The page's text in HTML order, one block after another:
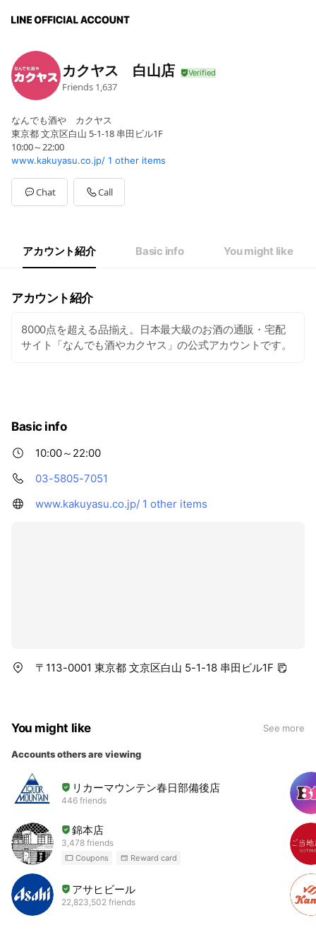
カクヤス 白山店
Friends 1,637
なんでも酒や カクヤス
東京都 文京区白山 5-1-18 串田ビル1F
10:00～22:00
www.kakuyasu.co.jp/ 1 other items
Chat Call
アカウント紹介 Basic info You might like
アカウント紹介
8000点を超える品揃え。日本最大級のお酒の通販・宅配
サイト「なんでも酒やカクヤス」の公式アカウントです。
Basic info
10:00～22:00
03-5805-7051
www.kakuyasu.co.jp/ 1 other items
〒113-0001 東京都 文京区白山 5-1-18 串田ビル1F
You might like See more
Accounts others are viewing
リカーマウンテン春日部備後店
446 friends
錦本店
3,478 friends
Coupons Reward card
アサヒビール
22,823,502 friends